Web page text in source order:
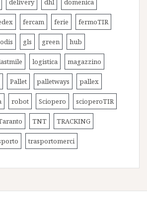
delivery dhl domenica
fercam ferie fermoTIR
gls green hub
logistica magazzino
Pallet palletways pallex
robot Sciopero scioperoTIR
TNT TRACKING
trasportomerci